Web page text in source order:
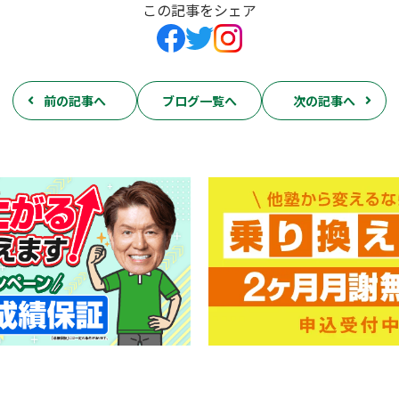
この記事をシェア
前の記事へ ブログ一覧へ 次の記事へ